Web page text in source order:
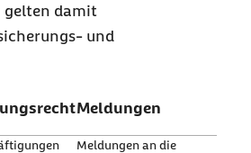
gelten damit
und
Meldungen
Meldungen an die